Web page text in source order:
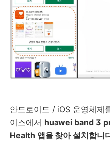
안드로이드 / iOS 운영체제
이스에서 huawei band 3
Health 앱을 찾아 설치합니